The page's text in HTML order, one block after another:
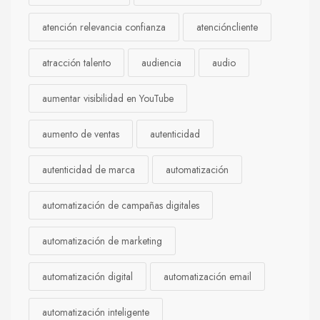
atención relevancia confianza atencióncliente
atracción talento audiencia audio
aumentar visibilidad en YouTube
aumento de ventas autenticidad
autenticidad de marca automatización
automatización de campañas digitales
automatización de marketing
automatización digital automatización email
automatización inteligente